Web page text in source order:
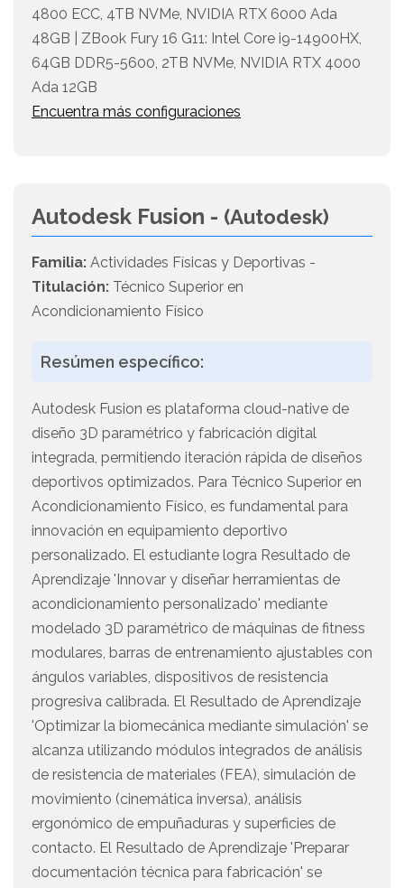
4800 ECC, 4TB NVMe, NVIDIA RTX 6000 Ada
48GB | ZBook Fury 16 G11: Intel Core i9-14900HX,
64GB DDR5-5600, 2TB NVMe, NVIDIA RTX 4000
Ada 12GB
Encuentra más configuraciones
Autodesk Fusion - (Autodesk)
Familia: Actividades Físicas y Deportivas -
Titulación: Técnico Superior en
Acondicionamiento Físico
Resúmen específico:
Autodesk Fusion es plataforma cloud-native de
diseño 3D paramétrico y fabricación digital
integrada, permitiendo iteración rápida de diseños
deportivos optimizados. Para Técnico Superior en
Acondicionamiento Físico, es fundamental para
innovación en equipamiento deportivo
personalizado. El estudiante logra Resultado de
Aprendizaje 'Innovar y diseñar herramientas de
acondicionamiento personalizado' mediante
modelado 3D paramétrico de máquinas de fitness
modulares, barras de entrenamiento ajustables con
ángulos variables, dispositivos de resistencia
progresiva calibrada. El Resultado de Aprendizaje
'Optimizar la biomecánica mediante simulación' se
alcanza utilizando módulos integrados de análisis
de resistencia de materiales (FEA), simulación de
movimiento (cinemática inversa), análisis
ergonómico de empuñaduras y superficies de
contacto. El Resultado de Aprendizaje 'Preparar
documentación técnica para fabricación' se